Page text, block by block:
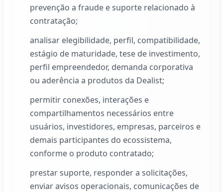
prevenção a fraude e suporte relacionado à
contratação;
analisar elegibilidade, perfil, compatibilidade,
estágio de maturidade, tese de investimento,
perfil empreendedor, demanda corporativa
ou aderência a produtos da Dealist;
permitir conexões, interações e
compartilhamentos necessários entre
usuários, investidores, empresas, parceiros e
demais participantes do ecossistema,
conforme o produto contratado;
prestar suporte, responder a solicitações,
enviar avisos operacionais, comunicações de